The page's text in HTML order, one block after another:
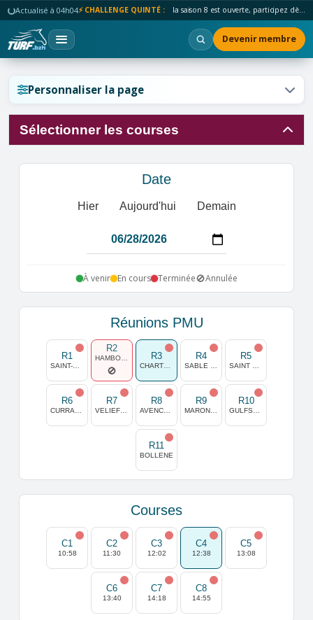
Actualisé à 04h04⚡ CHALLENGE QUINTÉ : la saison 8 est ouverte, participez dès maintenant !
Devenir membre
Personnaliser la page
Sélectionner les courses
Date
Hier Aujourd'hui Demain
À venir En cours Terminée🚫Annulée
Réunions PMU
R1
R2
R3 R4 R5
R6 R7 R8 R9 R10
R11
BOLLENE
Courses
C1
10:58
C2
11:30
C3
12:02
C4
12:38
C5
13:08
C6
13:40
C7
14:18
C8
14:55
Réinitialiser l'affichage ?
Réinitialiser